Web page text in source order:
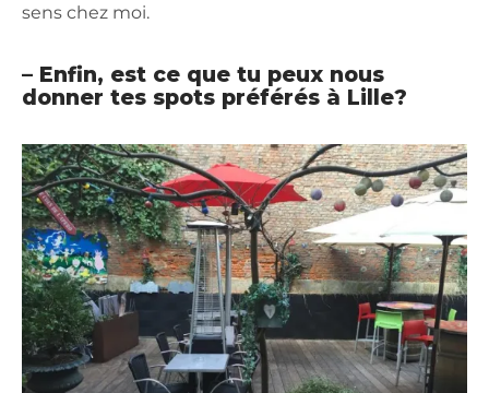
sens chez moi.
– Enfin, est ce que tu peux nous
donner tes spots préférés à Lille?